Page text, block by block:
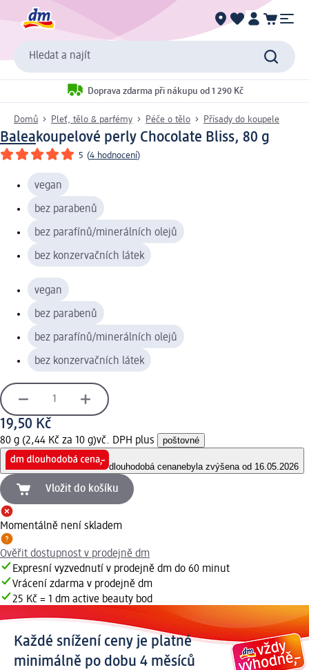
Hledat a najít
Doprava zdarma při nákupu od 1 290 Kč
Domů Pleť, tělo & parfémy Péče o tělo Přísady do koupele
Baleakoupelové perly Chocolate Bliss, 80 g
5 (4 hodnocení)
vegan
bez parabenů
bez parafínů/minerálních olejů
bez konzervačních látek
vegan
bez parabenů
bez parafínů/minerálních olejů
bez konzervačních látek
19,50 Kč
80 g (2,44 Kč za 10 g)vč. DPH plus poštovné
dlouhodobá cenanebyla zvýšena od 16.05.2026
Vložit do košíku
Momentálně není skladem
Ověřit dostupnost v prodejně dm
Expresní vyzvednutí v prodejně dm do 60 minut
Vrácení zdarma v prodejně dm
25 Kč = 1 dm active beauty bod
Každé snížení ceny je platné
minimálně po dobu 4 měsíců